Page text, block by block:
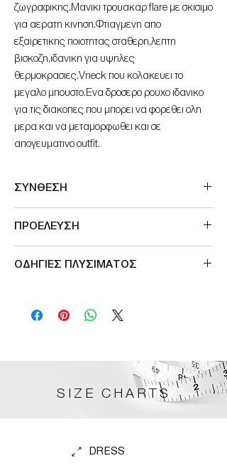
ζωγραφικης.Μανικι τρουακαρ flare με σκισιμο
για αερατη κινηση.Φτιαγμενη απο
εξαιρετικης ποιοτητας σταθερη,λεπτη
βισκοζη,ιδανικη για υψηλες
θερμοκρασιες.Vneck που κολακευει το
μεγαλο μπουστο.Ενα δροσερο ρουχο ιδανικο
για τις διακοπες που μπορει να φορεθει ολη
μερα και να μεταμορφωθει και σε
απογευματινο outfit.
ΣΥΝΘΕΣΗ
ΠΡΟΕΛΕΥΣΗ
ΟΔΗΓΙΕΣ ΠΛΥΣΙΜΑΤΟΣ
Μην το στεγνώνετε στο στεγνωτήριο
SIZE CHARTS
DRESS